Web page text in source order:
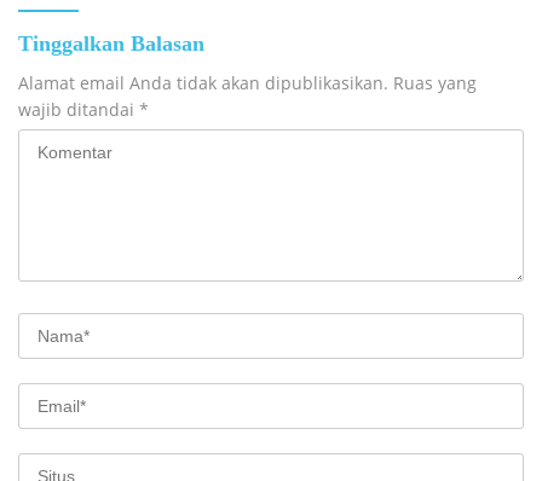
Tinggalkan Balasan
Alamat email Anda tidak akan dipublikasikan. Ruas yang
wajib ditandai *